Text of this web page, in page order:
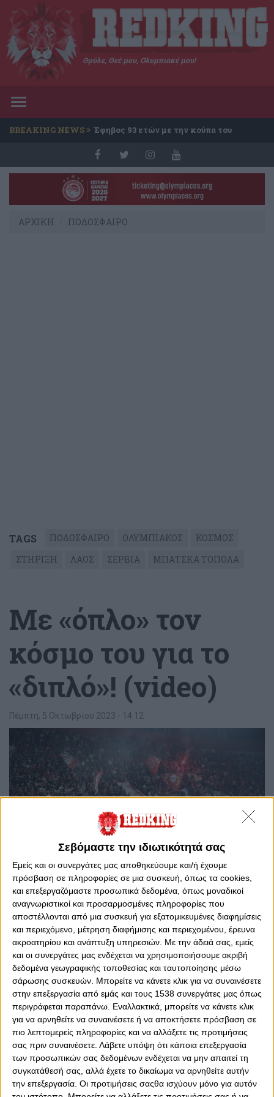
Σεβόμαστε την ιδιωτικότητά σας
Εμείς και οι συνεργάτες μας αποθηκεύουμε και/ή έχουμε
πρόσβαση σε πληροφορίες σε μια συσκευή, όπως τα cookies,
και επεξεργαζόμαστε προσωπικά δεδομένα, όπως μοναδικοί
αναγνωριστικοί και προσαρμοσμένες πληροφορίες που
αποστέλλονται από μια συσκευή για εξατομικευμένες διαφημίσεις
και περιεχόμενο, μέτρηση διαφήμισης και περιεχομένου, έρευνα
ακροατηρίου και ανάπτυξη υπηρεσιών. Με την άδειά σας, εμείς
και οι συνεργάτες μας ενδέχεται να χρησιμοποιήσουμε ακριβή
δεδομένα γεωγραφικής τοποθεσίας και ταυτοποίησης μέσω
σάρωσης συσκευών. Μπορείτε να κάνετε κλικ για να συναινέσετε
στην επεξεργασία από εμάς και τους 1538 συνεργάτες μας όπως
περιγράφεται παραπάνω. Εναλλακτικά, μπορείτε να κάνετε κλικ
για να αρνηθείτε να συναινέσετε ή να αποκτήσετε πρόσβαση σε
πιο λεπτομερείς πληροφορίες και να αλλάξετε τις προτιμήσεις
σας πριν συναινέσετε. Λάβετε υπόψη ότι κάποια επεξεργασία
των προσωπικών σας δεδομένων ενδέχεται να μην απαιτεί τη
συγκατάθεσή σας, αλλά έχετε το δικαίωμα να αρνηθείτε αυτήν
την επεξεργασία. Οι προτιμήσεις σαςθα ισχύουν μόνο για αυτόν
Θρύλε, Θεέ μου, Ολυμπιακέ μου!
Toggle
BREAKING NEWS Έφηβος 93 ετών με την κούπα του
ΑΡΧΙΚΗ ΠΟΔΟΣΦΑΙΡΟ
TAGS ΠΟΔΟΣΦΑΙΡΟ ΟΛΥΜΠΙΑΚΟΣ
ΚΟΣΜΟΣ
ΣΤΗΡΙΞΗ
ΛΑΟΣ ΣΕΡΒΙΑ ΜΠΑΤΣΚΑ ΤΟΠΟΛΑ
Με «όπλο» τον
κόσμο του για το
«διπλό»! (video)
Πέμπτη, 5 Οκτωβρίου 2023 - 14:12
0 0
Ο Θρύλος θα αγωνιστεί απόψε (5/10, 19:45) με τον κόσμο
στο πλευρό του (πάνω από 300 άτομα), στη Σερβία
κόντρα στην Μπάτσκα Τόπολα, για τη δεύτερη
αγωνιστική των ομίλων του Europa League!
Ο ύμνος του Ολυμπιακού λέει, μεταξύ άλλων: «Έχεις
δύναμη σου, Ολυμπιακέ, τον πύρινο σου κόσμο...». Και
αυτό αποδεικνύεται συνεχώς και με κάθε τρόπο. Όπως
και στο Βελιγράδι!
Ο Θρύλος θα αγωνιστεί απόψε (5/10, 19:45) με τον κόσμο
στο πλευρό του, στη «TSC Arena», κόντρα στην Μπάτσκα
Τόπολα για τη δεύτερη αγωνιστική των ομίλων του